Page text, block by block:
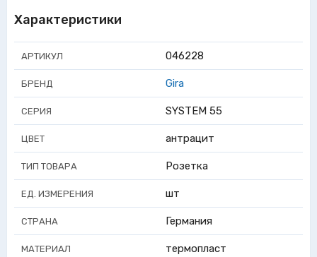
Характеристики
АРТИКУЛ 046228
БРЕНД Gira
СЕРИЯ SYSTEM 55
ЦВЕТ антрацит
ТИП ТОВАРА Розетка
ЕД. ИЗМЕРЕНИЯ шт
СТРАНА Германия
МАТЕРИАЛ термопласт